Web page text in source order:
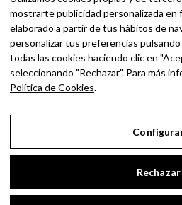
BUSCAR POR:
Ingresa las palabras de la
Enter.
mostrarte publicidad personalizada en
elaborado a partir de tus hábitos de
personalizar tus preferencias
todas las cookies haciendo clic en
seleccionando "Rechazar". Para más
Política de Cookies.
Rechazar
Aviso
Política de
Política de